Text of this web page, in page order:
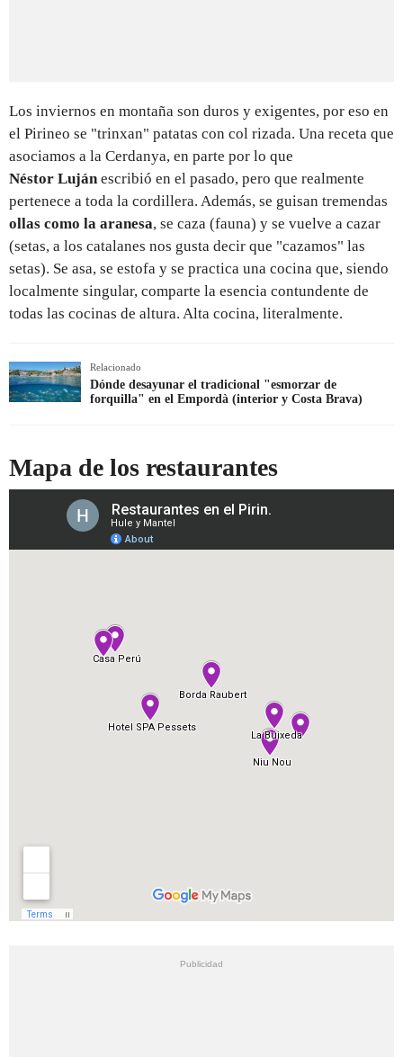
Los inviernos en montaña son duros y exigentes, por eso en
el Pirineo se "trinxan" patatas con col rizada. Una receta que
asociamos a la Cerdanya, en parte por lo que
Néstor Lujánescribió en el pasado, pero que realmente
pertenece a toda la cordillera. Además, se guisan tremendas
ollas como la aranesa, se caza (fauna) y se vuelve a cazar
(setas, a los catalanes nos gusta decir que "cazamos" las
setas). Se asa, se estofa y se practica una cocina que, siendo
localmente singular, comparte la esencia contundente de
todas las cocinas de altura. Alta cocina, literalmente.
Relacionado
Dónde desayunar el tradicional "esmorzar de
forquilla" en el Empordà (interior y Costa Brava)
Mapa de los restaurantes